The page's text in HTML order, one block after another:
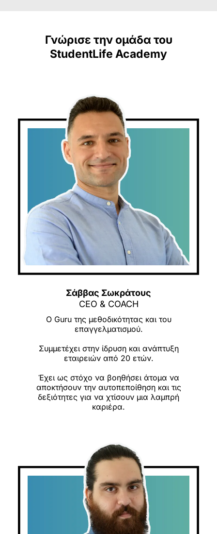
Γνώρισε την ομάδα του
StudentLife Academy
Σάββας Σωκράτους
CEO & COACH
Ο Guru της μεθοδικότητας και του
επαγγελματισμού.
Συμμετέχει στην ίδρυση και ανάπτυξη
εταιρειών από 20 ετών.
Έχει ως στόχο να βοηθήσει άτομα να
αποκτήσουν την αυτοπεποίθηση και τις
δεξιότητες για να χτίσουν μια λαμπρή
καριέρα.